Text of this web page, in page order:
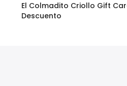
El Colmadito Criollo Gift
Descuento